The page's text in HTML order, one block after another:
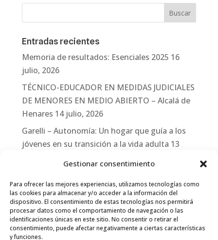
Gestionar consentimiento
Para ofrecer las mejores experiencias, utilizamos tecnologías como
las cookies para almacenar y/o acceder a la información del
dispositivo. El consentimiento de estas tecnologías nos permitirá
procesar datos como el comportamiento de navegación o las
identificaciones únicas en este sitio. No consentir o retirar el
consentimiento, puede afectar negativamente a ciertas características
y funciones.
Entradas recientes
Memoria de resultados: Esenciales 2025 16
julio, 2026
TÉCNICO-EDUCADOR EN MEDIDAS JUDICIALES
DE MENORES EN MEDIO ABIERTO – Alcalá de
Henares 14 julio, 2026
Garelli – Autonomía: Un hogar que guía a los
jóvenes en su transición a la vida adulta 13
Garelli-Refugio: Acciones de empleo en el
marco del Sistema de Acogida de Protección
Internacional 10 julio, 2026